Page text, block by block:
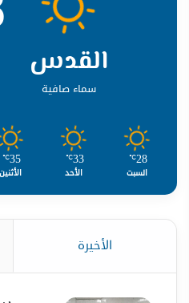
القدس
سماء صافية
28
℃
السبت
33
℃
الأحد
35
℃
الأثنين
الأخيرة